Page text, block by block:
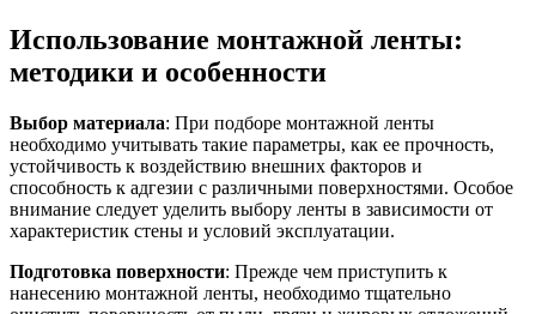
Использование монтажной ленты:
методики и особенности
Выбор материала: При подборе монтажной ленты
необходимо учитывать такие параметры, как ее прочность,
устойчивость к воздействию внешних факторов и
способность к адгезии с различными поверхностями. Особое
внимание следует уделить выбору ленты в зависимости от
характеристик стены и условий эксплуатации.
Подготовка поверхности: Прежде чем приступить к
нанесению монтажной ленты, необходимо тщательно